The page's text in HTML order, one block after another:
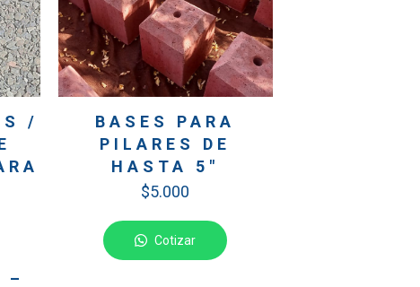
/
–
BASES PARA
PILARES DE
HASTA 5″
$5.000
Cotizar